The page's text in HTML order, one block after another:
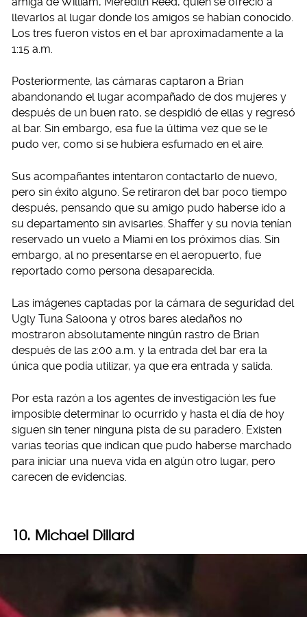
llevarlos al lugar donde los amigos se habían conocido.
Los tres fueron vistos en el bar aproximadamente a la
1:15 a.m.
Posteriormente, las cámaras captaron a Brian
abandonando el lugar acompañado de dos mujeres y
después de un buen rato, se despidió de ellas y regresó
al bar. Sin embargo, esa fue la última vez que se le
pudo ver, como si se hubiera esfumado en el aire.
Sus acompañantes intentaron contactarlo de nuevo,
pero sin éxito alguno. Se retiraron del bar poco tiempo
después, pensando que su amigo pudo haberse ido a
su departamento sin avisarles. Shaffer y su novia tenían
reservado un vuelo a Miami en los próximos días. Sin
embargo, al no presentarse en el aeropuerto, fue
reportado como persona desaparecida.
Las imágenes captadas por la cámara de seguridad del
Ugly Tuna Saloona y otros bares aledaños no
mostraron absolutamente ningún rastro de Brian
después de las 2:00 a.m. y la entrada del bar era la
única que podía utilizar, ya que era entrada y salida.
Por esta razón a los agentes de investigación les fue
imposible determinar lo ocurrido y hasta el día de hoy
siguen sin tener ninguna pista de su paradero. Existen
varias teorías que indican que pudo haberse marchado
para iniciar una nueva vida en algún otro lugar, pero
carecen de evidencias.
10. Michael Dillard